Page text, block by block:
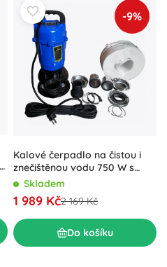
-9%
Kalové čerpadlo na čistou i
znečištěnou vodu 750 W s
drtičem a hadicí
Skladem
1 989 Kč2 169 Kč
Do košíku